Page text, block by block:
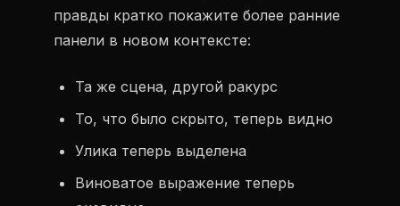
правды кратко покажите более ранние
панели в новом контексте:
Та же сцена, другой ракурс
То, что было скрыто, теперь видно
Улика теперь выделена
Виноватое выражение теперь